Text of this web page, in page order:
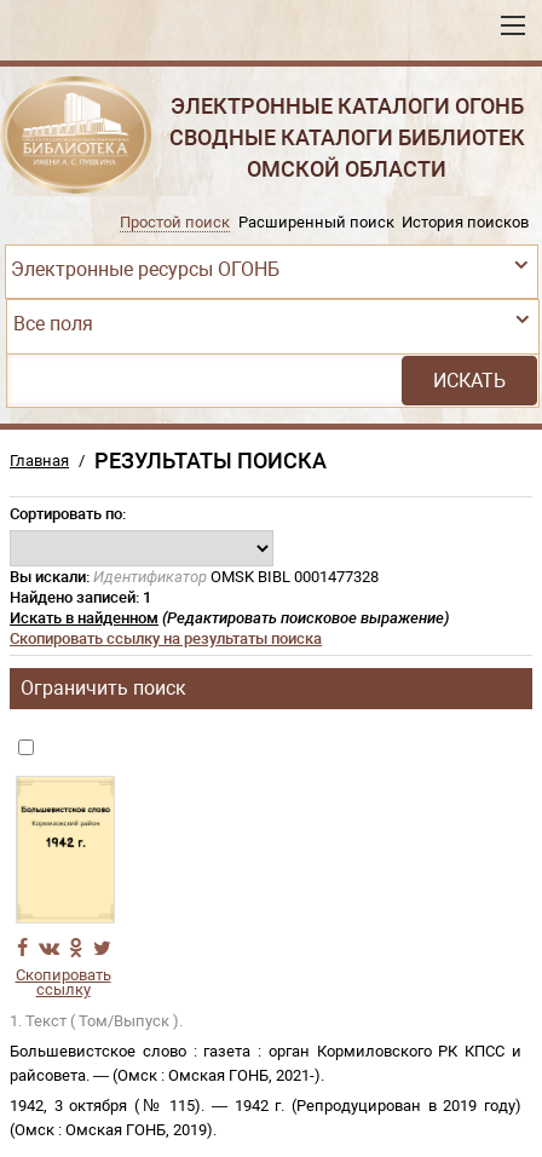
ЭЛЕКТРОННЫЕ КАТАЛОГИ ОГОНБ
СВОДНЫЕ КАТАЛОГИ БИБЛИОТЕК
ОМСКОЙ ОБЛАСТИ
Электронные ресурсы ОГОНБ
Простой поиск Расширенный поиск История поисков
Все поля
Главная / РЕЗУЛЬТАТЫ ПОИСКА
Сортировать по:
Вы искали: Идентификатор OMSK BIBL 0001477328
Найдено записей: 1
Искать в найденном (Редактировать поисковое выражение)
Скопировать ссылку на результаты поиска
Ограничить поиск
Скопировать
ссылку
1. Текст ( Том/Выпуск ).
Большевистское слово : газета : орган Кормиловского РК КПСС и
райсовета. — (Омск : Омская ГОНБ, 2021-).
1942, 3 октября (№ 115). —1942 г. (Репродуцирован в 2019 году)
(Омск : Омская ГОНБ, 2019).